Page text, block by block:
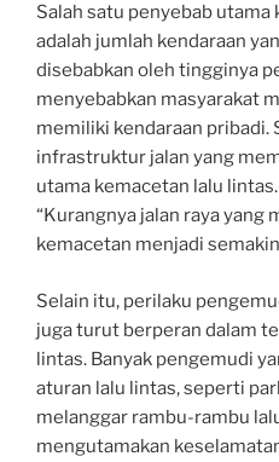
Salah satu penyebab
adalah jumlah kendaraan
disebabkan oleh tingginya
menyebabkan masyarakat
memiliki kendaraan pribadi.
infrastruktur jalan yang
utama kemacetan lalu
“Kurangnya jalan raya yang
kemacetan menjadi
Selain itu, perilaku
juga turut berperan dalam
lintas. Banyak pengemudi
aturan lalu lintas, seperti
melanggar rambu-rambu
mengutamakan